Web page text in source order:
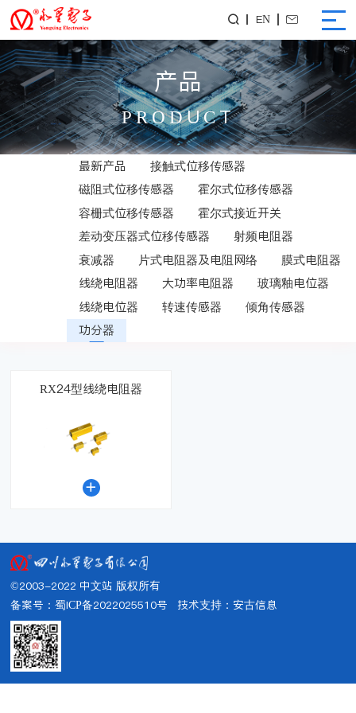
 EN 
产品
PRODUCT
最新产品
接触式位移传感器
磁阻式位移传感器
霍尔式位移传感器
容栅式位移传感器
霍尔式接近开关
差动变压器式位移传感器
射频电阻器
衰减器
片式电阻器及电阻网络
膜式电阻器
线绕电阻器
大功率电阻器
玻璃釉电位器
线绕电位器
转速传感器
倾角传感器
功分器
RX24型线绕电阻器

©2003-2022 中文站 版权所有
备案号：蜀ICP备2022025510号 技术支持： 安古信息